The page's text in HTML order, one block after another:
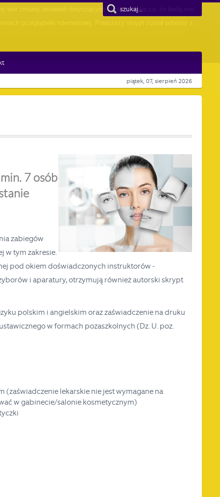
piątek, 07, sierpień 2026
7 osób
zabiegów
w tym zakresie.
pod okiem doświadczonych instruktorów -
i aparatury, otrzymują również autorski skrypt
polskim i angielskim oraz zaświadczenie na druku
w formach pozaszkolnych (Dz. U. poz.
lekarskie nie jest wymagane na
w gabinecie/salonie kosmetycznym)
bez zmiany ustawień dotyczących cookies oznacza, że będą one
przeglądarki internetowej. Powyższy skrypt został pobrany z